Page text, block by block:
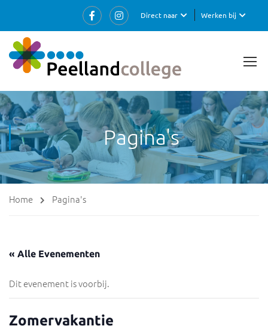
Werken bij
Direct naar
Pagina's
Home Pagina's
« Alle Evenementen
Dit evenement is voorbij.
Zomervakantie